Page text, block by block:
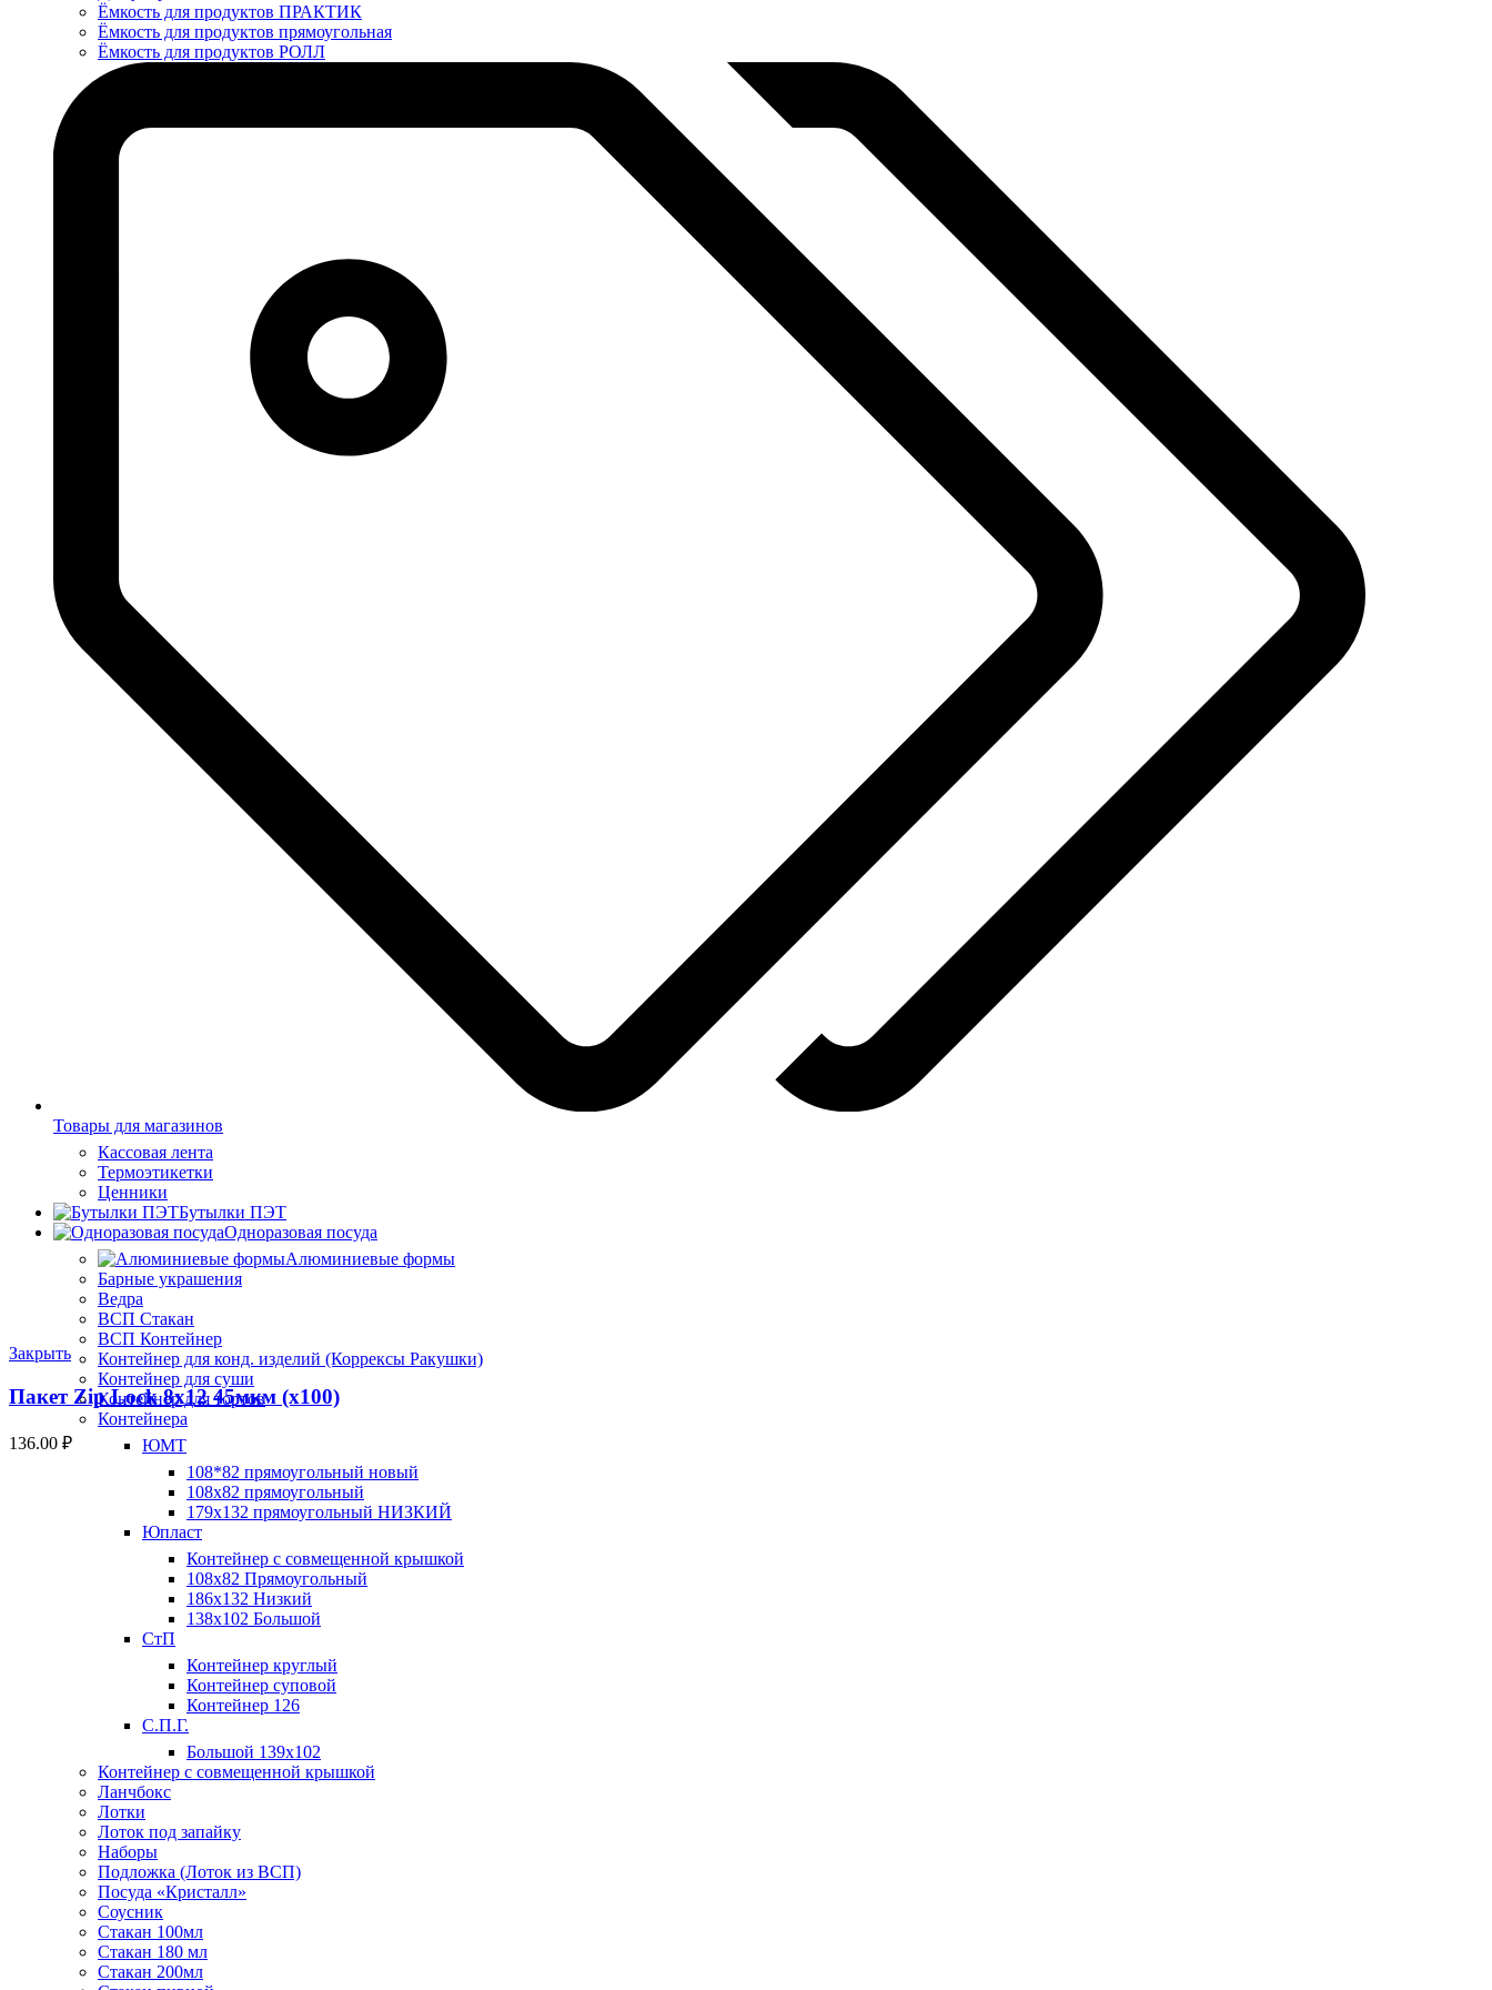
Ёмкость для продуктов ПРАКТИК
Ёмкость для продуктов прямоугольная
Ёмкость для продуктов РОЛЛ
Товары для магазинов
Кассовая лента
Термоэтикетки
Ценники
Бутылки ПЭТ
Одноразовая посуда
Алюминиевые формы
Барные украшения
Ведра
ВСП Стакан
ВСП Контейнер
Контейнер для конд. изделий (Коррексы Ракушки)
Контейнер для суши
Контейнер для тортов
Контейнера
ЮМТ
108*82 прямоугольный новый
108х82 прямоугольный
179х132 прямоугольный НИЗКИЙ
Юпласт
Контейнер с совмещенной крышкой
108х82 Прямоугольный
186х132 Низкий
138х102 Большой
СтП
Контейнер круглый
Контейнер суповой
Контейнер 126
С.П.Г.
Большой 139х102
Контейнер с совмещенной крышкой
Ланчбокс
Лотки
Лоток под запайку
Наборы
Подложка (Лоток из ВСП)
Посуда «Кристалл»
Соусник
Стакан 100мл
Стакан 180 мл
Стакан 200мл
Закрыть
Пакет Zip Lock 8х12 45мкм (х100)
136.00 ₽